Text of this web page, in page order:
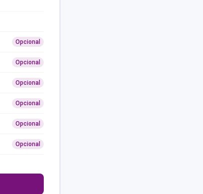
Opcional
Opcional
Opcional
Opcional
Opcional
Opcional